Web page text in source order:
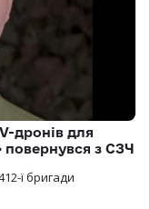
дронів для
з СЗЧ
ї бригади